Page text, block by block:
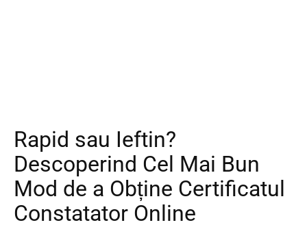
Rapid sau Ieftin?
Descoperind Cel Mai Bun
Mod de a Obține Certificatul
Constatator Online